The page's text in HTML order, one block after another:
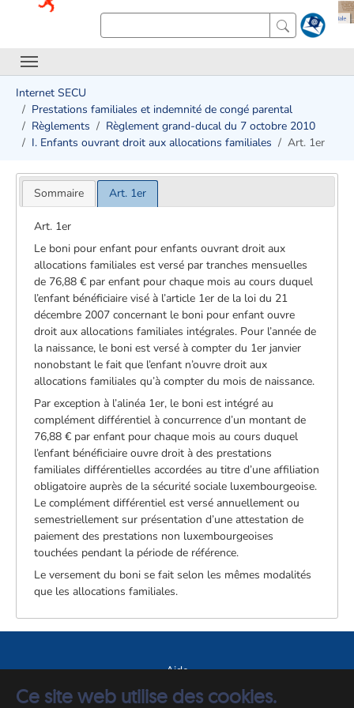
Ce site web utilise des cookies.
Internet SECU
Prestations familiales et indemnité de congé parental
Règlements
Règlement grand-ducal du 7 octobre 2010
I. Enfants ouvrant droit aux allocations familiales
Art. 1er
Sommaire Art. 1er
Art. 1er
Le boni pour enfant pour enfants ouvrant droit aux
allocations familiales est versé par tranches mensuelles
de 76,88 € par enfant pour chaque mois au cours duquel
l’enfant bénéficiaire visé à l’article 1er de la loi du 21
décembre 2007 concernant le boni pour enfant ouvre
droit aux allocations familiales intégrales. Pour l’année de
la naissance, le boni est versé à compter du 1er janvier
nonobstant le fait que l’enfant n’ouvre droit aux
allocations familiales qu’à compter du mois de naissance.
Par exception à l’alinéa 1er, le boni est intégré au
complément différentiel à concurrence d’un montant de
76,88 € par enfant pour chaque mois au cours duquel
l’enfant bénéficiaire ouvre droit à des prestations
familiales différentielles accordées au titre d’une affiliation
obligatoire auprès de la sécurité sociale luxembourgeoise.
Le complément différentiel est versé annuellement ou
semestriellement sur présentation d’une attestation de
paiement des prestations non luxembourgeoises
touchées pendant la période de référence.
Le versement du boni se fait selon les mêmes modalités
que les allocations familiales.
Aide
A propos du site